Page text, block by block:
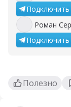
Подключить
Роман
Роман
Подключить
Полезно